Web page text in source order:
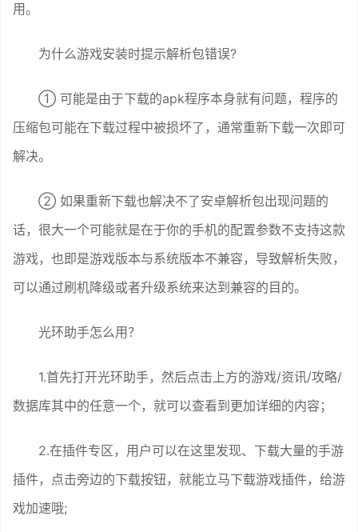
用。
为什么游戏安装时提示解析包错误?
① 可能是由于下载的apk程序本身就有问题，程序的
压缩包可能在下载过程中被损坏了，通常重新下载一次即可
解决。
② 如果重新下载也解决不了安卓解析包出现问题的
话，很大一个可能就是在于你的手机的配置参数不支持这款
游戏，也即是游戏版本与系统版本不兼容，导致解析失败，
可以通过刷机降级或者升级系统来达到兼容的目的。
光环助手怎么用？
1.首先打开光环助手，然后点击上方的游戏/资讯/攻略/
数据库其中的任意一个，就可以查看到更加详细的内容；
2.在插件专区，用户可以在这里发现、下载大量的手游
插件，点击旁边的下载按钮，就能立马下载游戏插件，给游
戏加速哦;